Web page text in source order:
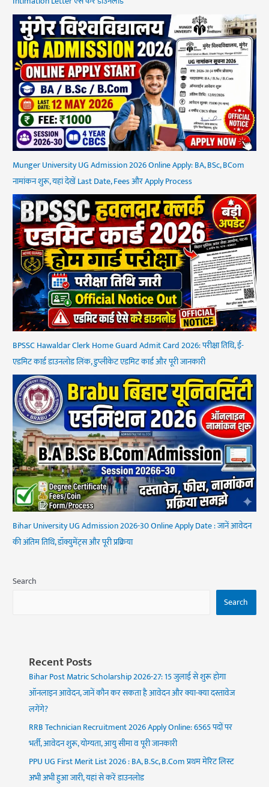
Munger University UG Admission 2026 Online Apply: BA, BSc, BCom
नामांकन शुरू, यहां देखें Last Date, Fees और Apply Process
BPSSC Hawaldar Clerk Home Guard Admit Card 2026: परीक्षा तिथि, ई-
एडमिट कार्ड डाउनलोड लिंक, डुप्लीकेट एडमिट कार्ड और पूरी जानकारी
Bihar University UG Admission 2026-30 Online Apply Date : जानें आवेदन
की अंतिम तिथि, डॉक्युमेंट्स और पूरी प्रक्रिया
Search
Search
Recent Posts
Bihar Post Matric Scholarship 2026-27: 15 जुलाई से शुरू होगा
ऑनलाइन आवेदन, जानें कौन कर सकता है आवेदन और क्या-क्या दस्तावेज
लगेंगे?
RRB Technician Recruitment 2026 Apply Online: 6565 पदों पर
भर्ती, आवेदन शुरू, योग्यता, आयु सीमा व पूरी जानकारी
PPU UG First Merit List 2026 : BA, B.Sc, B.Com प्रथम मेरिट लिस्ट
अभी अभी हुआ जारी, यहां से करें डाउनलोड